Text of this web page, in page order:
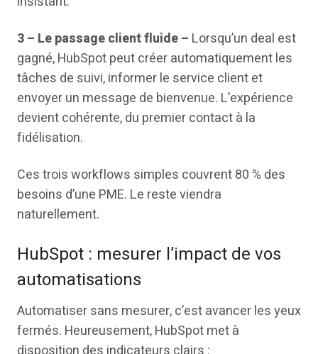
3 – Le passage client fluide – Lorsqu’un deal est
gagné, HubSpot peut créer automatiquement les
tâches de suivi, informer le service client et
envoyer un message de bienvenue. L’expérience
devient cohérente, du premier contact à la
fidélisation.
Ces trois workflows simples couvrent 80 % des
besoins d’une PME. Le reste viendra
naturellement.
HubSpot : mesurer l’impact de vos
automatisations
Automatiser sans mesurer, c’est avancer les yeux
fermés. Heureusement, HubSpot met à